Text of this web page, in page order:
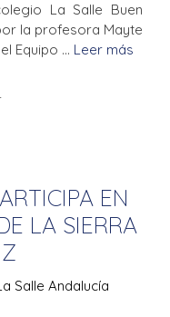
La Salle Buen
la profesora Mayte
Equipo … Leer más
EN
LA SIERRA
Salle Andalucía